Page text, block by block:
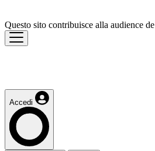
Questo sito contribuisce alla audience de
Accedi